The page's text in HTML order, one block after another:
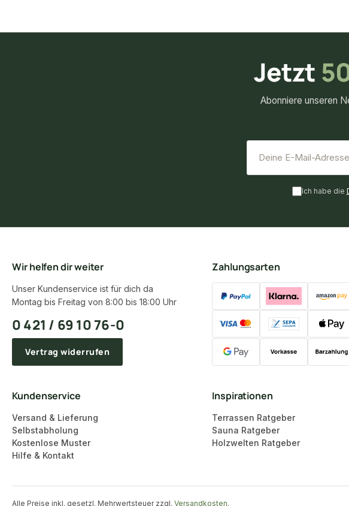
Jetzt
Abonniere unseren
Ich habe die
Wir helfen dir weiter
Unser Kundenservice ist für dich da
Montag bis Freitag von 8:00 bis 18:00 Uhr
0 421 / 69 10 76-0
Vertrag widerrufen
Zahlungsarten
Kundenservice
Versand & Lieferung
Selbstabholung
Kostenlose Muster
Hilfe & Kontakt
Inspirationen
Terrassen Ratgeber
Sauna Ratgeber
Holzwelten Ratgeber
Alle Preise inkl. gesetzl. Mehrwertsteuer zzgl. Versandkosten.